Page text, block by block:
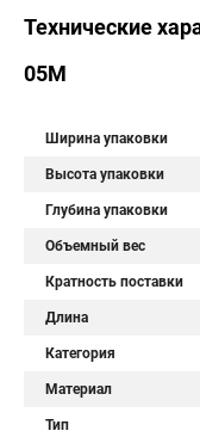
Технические
05M
Ширина упаковки
Высота упаковки
Глубина упаковки
Объемный вес
Кратность поставки
Длина
Категория
Материал
Тип